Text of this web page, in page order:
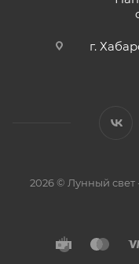
г.
2026 © Лунный свет